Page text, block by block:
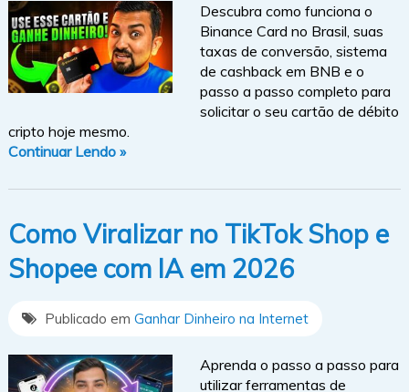
Descubra como funciona o
Binance Card no Brasil, suas
taxas de conversão, sistema
de cashback em BNB e o
passo a passo completo para
solicitar o seu cartão de débito
cripto hoje mesmo.
Continuar Lendo »
Como Viralizar no TikTok Shop e
Shopee com IA em 2026
Publicado em Ganhar Dinheiro na Internet
Aprenda o passo a passo para
utilizar ferramentas de